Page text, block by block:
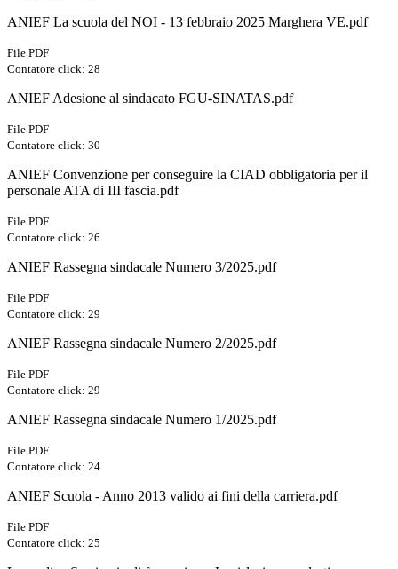
ANIEF La scuola del NOI - 13 febbraio 2025 Marghera VE.pdf
File PDF
Contatore click: 28
ANIEF Adesione al sindacato FGU-SINATAS.pdf
File PDF
Contatore click: 30
ANIEF Convenzione per conseguire la CIAD obbligatoria per il
personale ATA di III fascia.pdf
File PDF
Contatore click: 26
ANIEF Rassegna sindacale Numero 3/2025.pdf
File PDF
Contatore click: 29
ANIEF Rassegna sindacale Numero 2/2025.pdf
File PDF
Contatore click: 29
ANIEF Rassegna sindacale Numero 1/2025.pdf
File PDF
Contatore click: 24
ANIEF Scuola - Anno 2013 valido ai fini della carriera.pdf
File PDF
Contatore click: 25